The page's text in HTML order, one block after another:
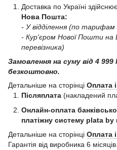
Доставка по Україні
Нова Пошта:
- У відділення (по тарифам
- Кур'єром Нової Пошти
перевізника)
Замовлення на суму від 4
безкоштовно.
Детальніше на сторінці Оплата
Післяплата (накладений
Онлайн-оплата
платіжну систему plata by
Детальніше на сторінці Оплата
Гарантія від виробника 6 місяців.